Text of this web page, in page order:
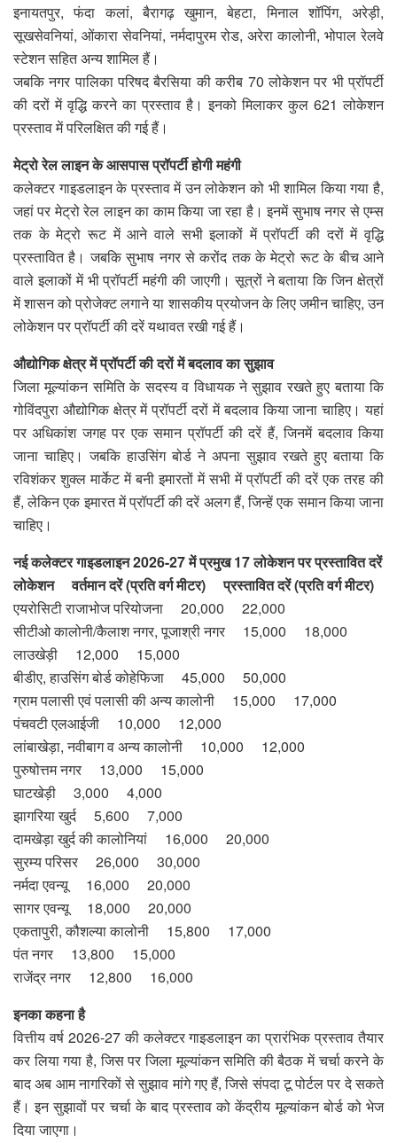
इनायतपुर, फंदा कलां, बैरागढ़ खुमान, बेहटा, मिनाल शॉपिंग, अरेड़ी,
सूखसेवनियां, ओंकारा सेवनियां, नर्मदापुरम रोड, अरेरा कालोनी, भोपाल रेलवे
स्टेशन सहित अन्य शामिल हैं।
जबकि नगर पालिका परिषद बैरसिया की करीब 70 लोकेशन पर भी प्रॉपर्टी
की दरों में वृद्धि करने का प्रस्ताव है। इनको मिलाकर कुल 621 लोकेशन
प्रस्ताव में परिलक्षित की गई हैं।
मेट्रो रेल लाइन के आसपास प्रॉपर्टी होगी महंगी
कलेक्टर गाइडलाइन के प्रस्ताव में उन लोकेशन को भी शामिल किया गया है,
जहां पर मेट्रो रेल लाइन का काम किया जा रहा है। इनमें सुभाष नगर से एम्स
तक के मेट्रो रूट में आने वाले सभी इलाकों में प्रॉपर्टी की दरों में वृद्धि
प्रस्तावित है। जबकि सुभाष नगर से करोंद तक के मेट्रो रूट के बीच आने
वाले इलाकों में भी प्रॉपर्टी महंगी की जाएगी। सूत्रों ने बताया कि जिन क्षेत्रों
में शासन को प्रोजेक्ट लगाने या शासकीय प्रयोजन के लिए जमीन चाहिए, उन
लोकेशन पर प्रॉपर्टी की दरें यथावत रखी गई हैं।
औद्योगिक क्षेत्र में प्रॉपर्टी की दरों में बदलाव का सुझाव
जिला मूल्यांकन समिति के सदस्य व विधायक ने सुझाव रखते हुए बताया कि
गोविंदपुरा औद्योगिक क्षेत्र में प्रॉपर्टी दरों में बदलाव किया जाना चाहिए। यहां
पर अधिकांश जगह पर एक समान प्रॉपर्टी की दरें हैं, जिनमें बदलाव किया
जाना चाहिए। जबकि हाउसिंग बोर्ड ने अपना सुझाव रखते हुए बताया कि
रविशंकर शुक्ल मार्केट में बनी इमारतों में सभी में प्रॉपर्टी की दरें एक तरह की
हैं, लेकिन एक इमारत में प्रॉपर्टी की दरें अलग हैं, जिन्हें एक समान किया जाना
चाहिए।
नई कलेक्टर गाइडलाइन 2026-27 में प्रमुख 17 लोकेशन पर प्रस्तावित दरें
लोकेशन वर्तमान दरें (प्रति वर्ग मीटर) प्रस्तावित दरें (प्रति वर्ग मीटर)
एयरोसिटी राजाभोज परियोजना 20,000 22,000
सीटीओ कालोनी/कैलाश नगर, पूजाश्री नगर 15,000 18,000
लाउखेड़ी 12,000 15,000
बीडीए, हाउसिंग बोर्ड कोहेफिजा 45,000 50,000
ग्राम पलासी एवं पलासी की अन्य कालोनी 15,000 17,000
पंचवटी एलआईजी 10,000 12,000
लांबाखेड़ा, नवीबाग व अन्य कालोनी 10,000 12,000
पुरुषोत्तम नगर 13,000 15,000
घाटखेड़ी 3,000 4,000
झागरिया खुर्द 5,600 7,000
दामखेड़ा खुर्द की कालोनियां 16,000 20,000
सुरम्य परिसर 26,000 30,000
नर्मदा एवन्यू 16,000 20,000
सागर एवन्यू 18,000 20,000
एकतापुरी, कौशल्या कालोनी 15,800 17,000
पंत नगर 13,800 15,000
राजेंद्र नगर 12,800 16,000
इनका कहना है
वित्तीय वर्ष 2026-27 की कलेक्टर गाइडलाइन का प्रारंभिक प्रस्ताव तैयार
कर लिया गया है, जिस पर जिला मूल्यांकन समिति की बैठक में चर्चा करने के
बाद अब आम नागरिकों से सुझाव मांगे गए हैं, जिसे संपदा टू पोर्टल पर दे सकते
हैं। इन सुझावों पर चर्चा के बाद प्रस्ताव को केंद्रीय मूल्यांकन बोर्ड को भेज
दिया जाएगा।